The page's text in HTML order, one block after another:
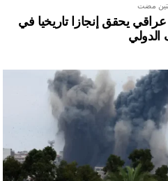
مضت
يحقق إنجازا تاريخيا في
الدولي